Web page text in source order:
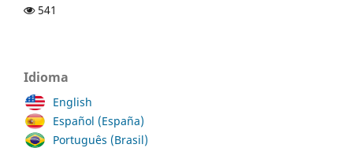
541
Idioma
English
Español (España)
Português (Brasil)